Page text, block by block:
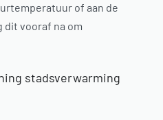
of aan de
dit vooraf na om
stadsverwarming